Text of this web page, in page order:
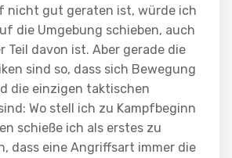
nicht gut geraten ist, würde ich
die Umgebung schieben, auch
Teil davon ist. Aber gerade die
sind so, dass sich Bewegung
die einzigen taktischen
Wo stell ich zu Kampfbeginn
schieße ich als erstes zu
dass eine Angriffsart immer die